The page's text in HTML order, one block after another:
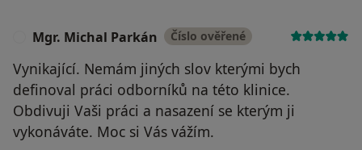
Mgr. Michal Parkán Číslo ověřené
Vynikající. Nemám jiných slov kterými bych
definoval práci odborníků na této klinice.
Obdivuji Vaši práci a nasazení se kterým ji
vykonáváte. Moc si Vás vážím.